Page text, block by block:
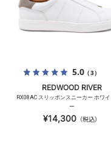
5.0（3）
REDWOOD RIVER
RX08AC スリッポンスニーカー ホワ
ー
¥14,300（税込）